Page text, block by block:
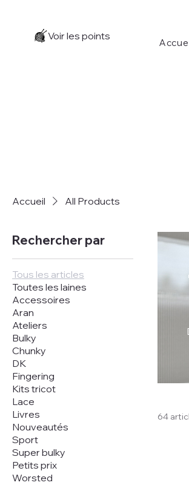
Voir les points
Accueil All Products
Rechercher par
Tous les articles
Toutes les laines
Accessoires
Aran
Ateliers
Bulky
Chunky
DK
Fingering
Kits tricot
Lace
Livres
Nouveautés
Sport
Super bulky
Petits prix
Worsted
64